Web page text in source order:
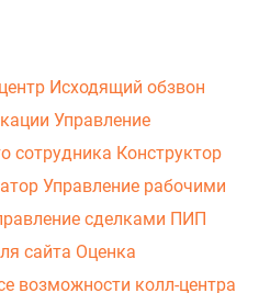
Исходящий обзвон
Управление
сотрудника Конструктор
Управление рабочими
сделками ПИП
сайта Оценка
возможности колл-центра